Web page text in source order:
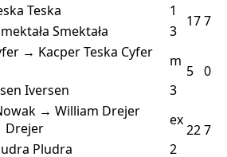
Teska 1
177
Smektała 3
→ Kacper Teska Cyfer
m
5 0
Iversen 3
→ William Drejer
Drejer
ex
227
Pludra 2